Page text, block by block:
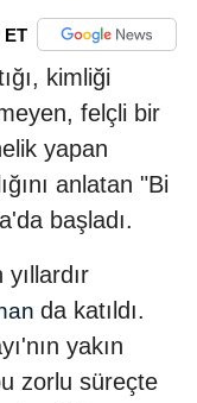
ET
kimliği
felçli bir
yapan
anlatan "Bi
başladı.
da katıldı.
yakın
zorlu süreçte